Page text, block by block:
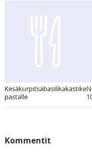
Kesäkurpitsabasilikakastike
pastalle
Kommentit